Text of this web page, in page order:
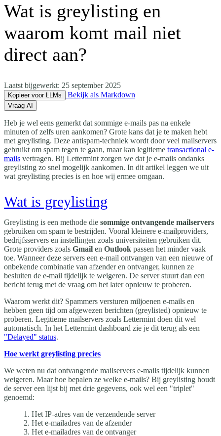
Wat is greylisting en
waarom komt mail niet
direct aan?
Laatst bijgewerkt: 25 september 2025
Kopieer voor LLMs Bekijk als Markdown
Vraag AI
Heb je wel eens gemerkt dat sommige e-mails pas na enkele
minuten of zelfs uren aankomen? Grote kans dat je te maken hebt
met greylisting. Deze antispam-techniek wordt door veel mailservers
gebruikt om spam tegen te gaan, maar kan legitieme transactional e-
mails vertragen. Bij Lettermint zorgen we dat je e-mails ondanks
greylisting zo snel mogelijk aankomen. In dit artikel leggen we uit
wat greylisting precies is en hoe wij ermee omgaan.
Wat is greylisting
Greylisting is een methode die sommige ontvangende mailservers
gebruiken om spam te bestrijden. Vooral kleinere e-mailproviders,
bedrijfsservers en instellingen zoals universiteiten gebruiken dit.
Grote providers zoals Gmail en Outlook passen het minder vaak
toe. Wanneer deze servers een e-mail ontvangen van een nieuwe of
onbekende combinatie van afzender en ontvanger, kunnen ze
besluiten de e-mail tijdelijk te weigeren. De server stuurt dan een
bericht terug met de vraag om het later opnieuw te proberen.
Waarom werkt dit? Spammers versturen miljoenen e-mails en
hebben geen tijd om afgewezen berichten (greylisted) opnieuw te
proberen. Legitieme mailservers zoals Lettermint doen dit wel
automatisch. In het Lettermint dashboard zie je dit terug als een
"Delayed" status.
Hoe werkt greylisting precies
We weten nu dat ontvangende mailservers e-mails tijdelijk kunnen
weigeren. Maar hoe bepalen ze welke e-mails? Bij greylisting houdt
de server een lijst bij met drie gegevens, ook wel een "triplet"
genoemd:
Het IP-adres van de verzendende server
Het e-mailadres van de afzender
Het e-mailadres van de ontvanger